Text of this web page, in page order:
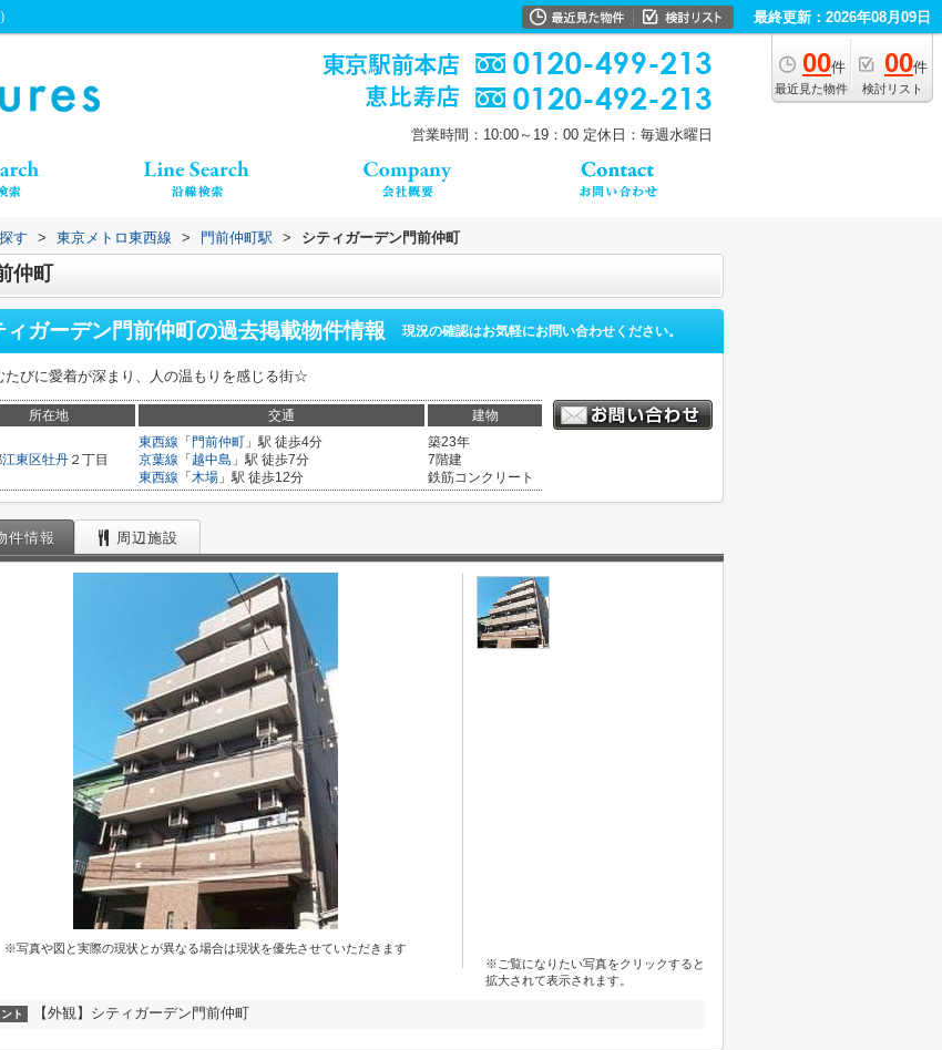
最終更新：2026年08月09日
00件
最近見た物件
00件
検討リスト
営業時間：10:00～19：00 定休日：毎週水曜日
す > 東京メトロ東西線 > 門前仲町駅 > シティガーデン門前仲町
町
ィガーデン門前仲町の過去掲載物件情報 現況の確認はお気軽にお問い合わせください。
びに愛着が深まり、人の温もりを感じる街☆
所在地 交通 建物
江東区牡丹 ２丁目
東西線 「 門前仲町 」駅 徒歩4分
京葉線 「 越中島 」駅 徒歩7分
東西線 「 木場 」駅 徒歩12分
築23年
7階建
鉄筋コンクリート
件情報 周辺施設
※写真や図と実際の現状とが異なる場合は現状を優先させていただきます
※ご覧になりたい写真をクリックすると
拡大されて表示されます。
ト 【外観】シティガーデン門前仲町